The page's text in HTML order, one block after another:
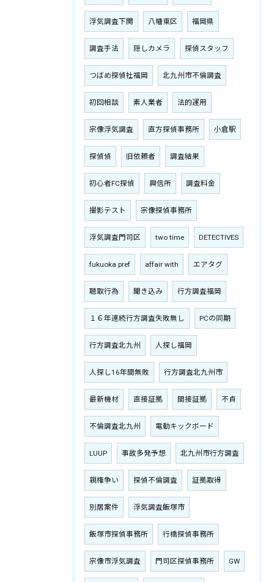
浮気調査下関 八幡東区 福岡県
調査手法 隠しカメラ 探偵スタッフ
つばめ探偵社福岡 北九州市不倫調査
初回相談 素人業者 法的運用
宗像浮気調査 直方探偵事務所 小倉駅
探偵偵 旧依頼者 調査結果
初心者FC探偵 興信所 調査料金
撮影テスト 宗像探偵事務所
浮気調査門司区 two time DETECTIVES
fukuoka pref affair with エアタグ
聴取行為 聞き込み 行方調査福岡
１６年連続行方調査失敗無し PCの同期
行方調査北九州 人探し福岡
人探し16年間無敗 行方調査北九州市
最新機材 直接証拠 間接証拠 不貞
不倫調査北九州 電動キックボード
LUUP 事故多発予想 北九州市行方調査
親権争い 探偵不倫調査 証拠取得
別居案件 浮気調査飯塚市
飯塚市探偵事務所 行橋探偵事務所
宗像市浮気調査 門司区探偵事務所 GW